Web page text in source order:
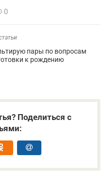
0
пары по вопросам
к рождению
Поделиться с